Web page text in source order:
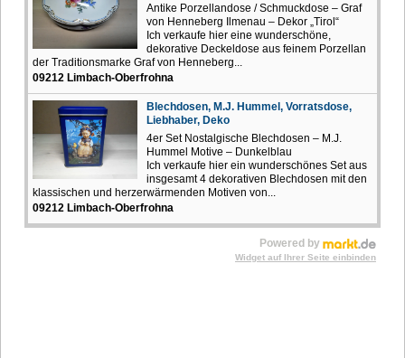
Antike Porzellandose / Schmuckdose – Graf
von Henneberg Ilmenau – Dekor „Tirol“
Ich verkaufe hier eine wunderschöne,
dekorative Deckeldose aus feinem Porzellan
der Traditionsmarke Graf von Henneberg...
09212 Limbach-Oberfrohna
Blechdosen, M.J. Hummel, Vorratsdose,
Liebhaber, Deko
4er Set Nostalgische Blechdosen – M.J.
Hummel Motive – Dunkelblau
Ich verkaufe hier ein wunderschönes Set aus
insgesamt 4 dekorativen Blechdosen mit den
klassischen und herzerwärmenden Motiven von...
09212 Limbach-Oberfrohna
Powered by
Widget auf Ihrer Seite einbinden